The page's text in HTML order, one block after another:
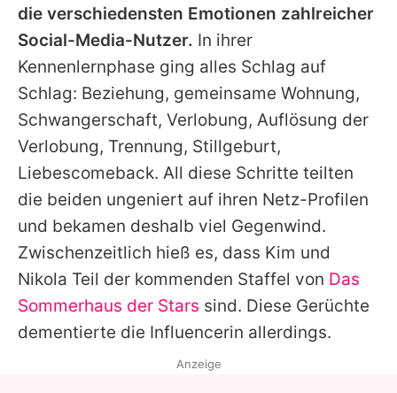
die verschiedensten Emotionen zahlreicher
Social-Media-Nutzer. In ihrer
Kennenlernphase ging alles Schlag auf
Schlag: Beziehung, gemeinsame Wohnung,
Schwangerschaft, Verlobung, Auflösung der
Verlobung, Trennung, Stillgeburt,
Liebescomeback. All diese Schritte teilten
die beiden ungeniert auf ihren Netz-Profilen
und bekamen deshalb viel Gegenwind.
Zwischenzeitlich hieß es, dass Kim und
Nikola Teil der kommenden Staffel von Das
Sommerhaus der Stars sind. Diese Gerüchte
dementierte die Influencerin allerdings.
Anzeige